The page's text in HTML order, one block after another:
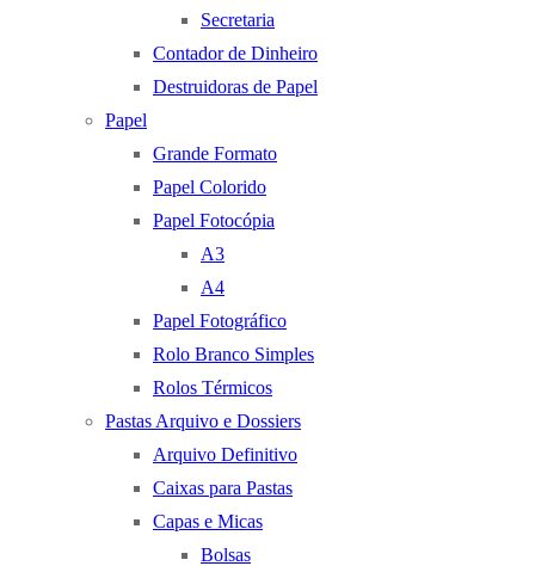
Secretaria
Contador de Dinheiro
Destruidoras de Papel
Papel
Grande Formato
Papel Colorido
Papel Fotocópia
A3
A4
Papel Fotográfico
Rolo Branco Simples
Rolos Térmicos
Pastas Arquivo e Dossiers
Arquivo Definitivo
Caixas para Pastas
Capas e Micas
Bolsas